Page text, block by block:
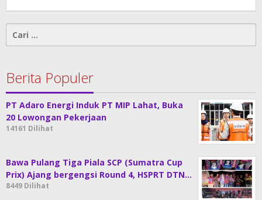
Cari
untuk:
Berita Populer
PT Adaro Energi Induk PT MIP Lahat, Buka
20 Lowongan Pekerjaan
14161 Dilihat
Bawa Pulang Tiga Piala SCP (Sumatra Cup
Prix) Ajang bergengsi Round 4, HSPRT DTN…
8449 Dilihat